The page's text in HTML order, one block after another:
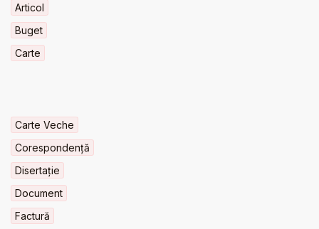
Articol
Buget
Carte
Carte Veche
Corespondență
Disertație
Document
Factură